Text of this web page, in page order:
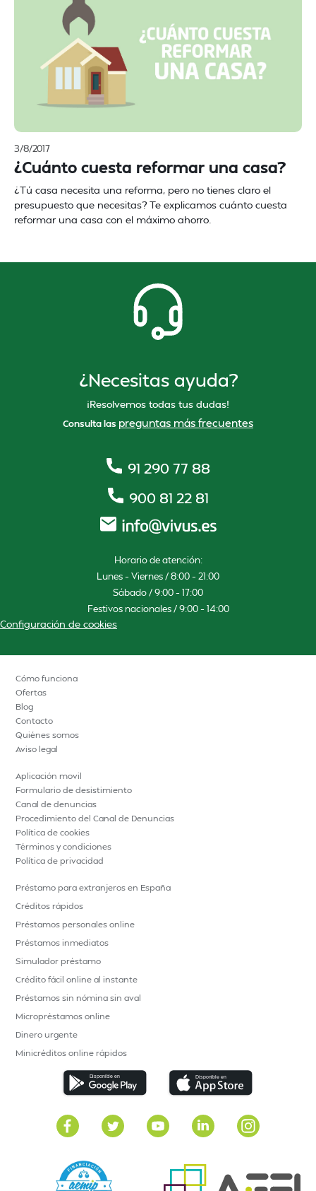
3/8/2017
¿Cuánto cuesta reformar una casa?
¿Tú casa necesita una reforma, pero no tienes claro el
presupuesto que necesitas? Te explicamos cuánto cuesta
reformar una casa con el máximo ahorro.
¿Necesitas ayuda?
¡Resolvemos todas tus dudas!
Consulta las preguntas más frecuentes
91 290 77 88
900 81 22 81
Horario de atención:
Lunes – Viernes / 8:00 – 21:00
Sábado / 9:00 – 17:00
Festivos nacionales / 9:00 – 14:00
Configuración de cookies
Cómo funciona
Ofertas
Blog
Contacto
Quiénes somos
Aviso legal
Aplicación movil
Formulario de desistimiento
Canal de denuncias
Procedimiento del Canal de Denuncias
Política de cookies
Términos y condiciones
Política de privacidad
Préstamo para extranjeros en España
Créditos rápidos
Préstamos personales online
Préstamos inmediatos
Simulador préstamo
Crédito fácil online al instante
Préstamos sin nómina sin aval
Micropréstamos online
Dinero urgente
Minicréditos online rápidos